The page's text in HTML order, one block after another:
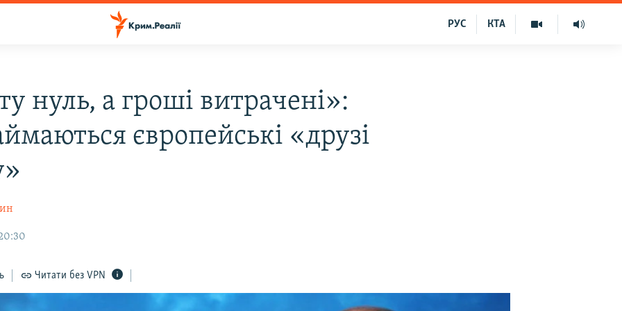
КТА
РУС
нуль, а гроші витрачені»:
європейські «друзі
Читати без VPN